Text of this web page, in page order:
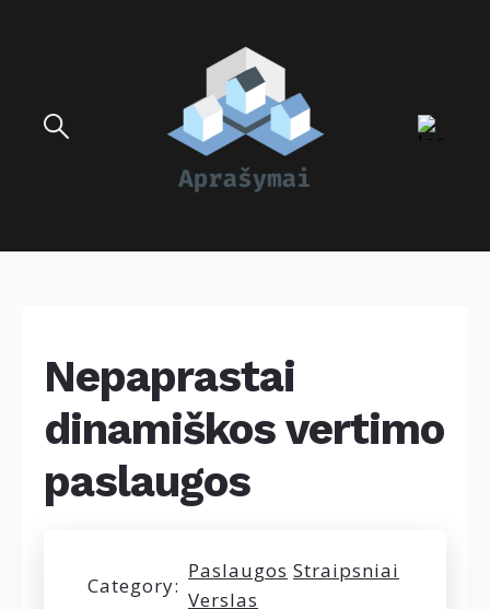
Nepaprastai
dinamiškos vertimo
paslaugos
Category:
Paslaugos Straipsniai
Verslas